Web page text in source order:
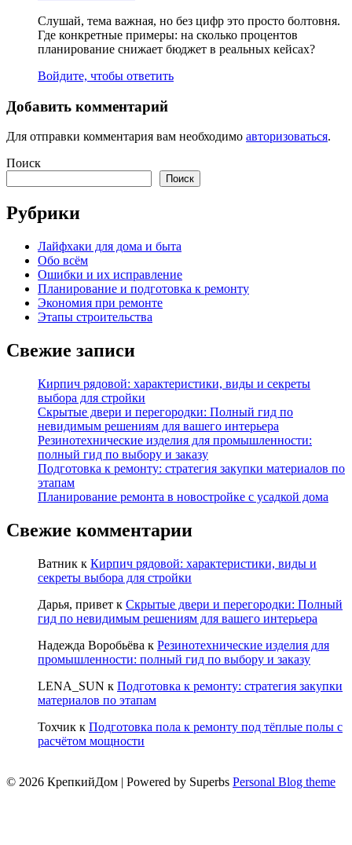
Слушай, тема важная, но без цифр это просто болтовня.
Где конкретные примеры: на сколько процентов
планирование снижает бюджет в реальных кейсах?
Войдите, чтобы ответить
Добавить комментарий
Для отправки комментария вам необходимо авторизоваться.
Поиск
Поиск
Рубрики
Лайфхаки для дома и быта
Обо всём
Ошибки и их исправление
Планирование и подготовка к ремонту
Экономия при ремонте
Этапы строительства
Свежие записи
Кирпич рядовой: характеристики, виды и секреты
выбора для стройки
Скрытые двери и перегородки: Полный гид по
невидимым решениям для вашего интерьера
Резинотехнические изделия для промышленности:
полный гид по выбору и заказу
Подготовка к ремонту: стратегия закупки материалов по
этапам
Планирование ремонта в новостройке с усадкой дома
Свежие комментарии
Ватник к Кирпич рядовой: характеристики, виды и
секреты выбора для стройки
Дарья, привет к Скрытые двери и перегородки: Полный
гид по невидимым решениям для вашего интерьера
Надежда Воробьёва к Резинотехнические изделия для
промышленности: полный гид по выбору и заказу
LENA_SUN к Подготовка к ремонту: стратегия закупки
материалов по этапам
Тохчик к Подготовка пола к ремонту под тёплые полы с
расчётом мощности
© 2026 КрепкийДом | Powered by Superbs Personal Blog theme